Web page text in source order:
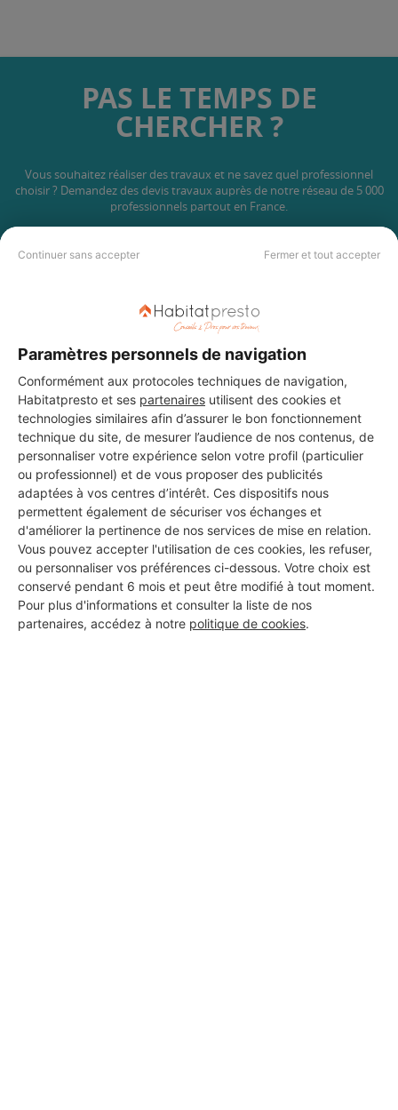
Continuer sans accepter Fermer et tout accepter
Paramètres personnels de navigation
Conformément aux protocoles techniques de navigation,
Habitatpresto et ses partenaires utilisent des cookies et
technologies similaires afin d’assurer le bon fonctionnement
technique du site, de mesurer l’audience de nos contenus, de
personnaliser votre expérience selon votre profil (particulier
ou professionnel) et de vous proposer des publicités
adaptées à vos centres d’intérêt. Ces dispositifs nous
permettent également de sécuriser vos échanges et
d'améliorer la pertinence de nos services de mise en relation.
Vous pouvez accepter l'utilisation de ces cookies, les refuser,
ou personnaliser vos préférences ci-dessous. Votre choix est
conservé pendant 6 mois et peut être modifié à tout moment.
Pour plus d'informations et consulter la liste de nos
partenaires, accédez à notre politique de cookies.
PAS LE TEMPS DE
CHERCHER ?
Vous souhaitez réaliser des travaux et ne savez quel professionnel
choisir ? Demandez des devis travaux auprès de notre réseau de 5 000
professionnels partout en France.
DEMANDER UN DEVIS
Les 1 autres Carreleurs pour
vos travaux à Saint-Savournin
Service CFI
Saint-Savournin
Voir sa fiche